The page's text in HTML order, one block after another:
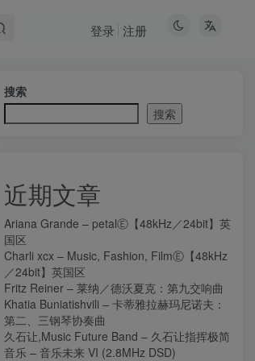
登录 注册
搜索
搜索
近期文章
Ariana Grande – petalⒺ【48kHz／24bit】英
国区
Charli xcx – Music, Fashion, FilmⒺ【48kHz
／24bit】英国区
Fritz Reiner – 莱纳／德沃夏克：第九交响曲
Khatia Buniatishvili – 卡蒂雅拉赫玛尼诺夫：
第二、三钢琴协奏曲
久石让,Music Future Band – 久石让指挥极简
音乐 – 音乐未来 VI (2.8MHz DSD)